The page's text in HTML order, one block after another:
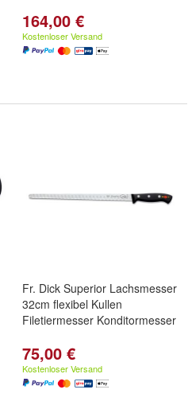
164,00 €
Kostenloser Versand
Fr. Dick Superior Lachsmesser
32cm flexibel Kullen
Filetiermesser Konditormesser
75,00 €
Kostenloser Versand